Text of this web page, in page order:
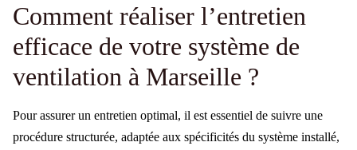
Comment réaliser l’entretien
efficace de votre système de
ventilation à Marseille ?
Pour assurer un entretien optimal, il est essentiel de suivre une
procédure structurée, adaptée aux spécificités du système installé,